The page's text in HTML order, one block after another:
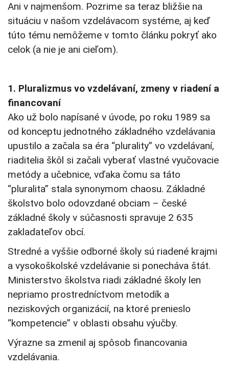
Ani v najmenšom. Pozrime sa teraz bližšie na
situáciu v našom vzdelávacom systéme, aj keď
túto tému nemôžeme v tomto článku pokryť ako
celok (a nie je ani cieľom).
1. Pluralizmus vo vzdelávaní, zmeny v riadení a
financovaní
Ako už bolo napísané v úvode, po roku 1989 sa
od konceptu jednotného základného vzdelávania
upustilo a začala sa éra “plurality” vo vzdelávaní,
riaditelia škôl si začali vyberať vlastné vyučovacie
metódy a učebnice, vďaka čomu sa táto
“pluralita” stala synonymom chaosu. Základné
školstvo bolo odovzdané obciam – české
základné školy v súčasnosti spravuje 2 635
zakladateľov obcí.
Stredné a vyššie odborné školy sú riadené krajmi
a vysokoškolské vzdelávanie si ponecháva štát.
Ministerstvo školstva riadi základné školy len
nepriamo prostredníctvom metodík a
neziskových organizácií, na ktoré prenieslo
“kompetencie” v oblasti obsahu výučby.
Výrazne sa zmenil aj spôsob financovania
vzdelávania.